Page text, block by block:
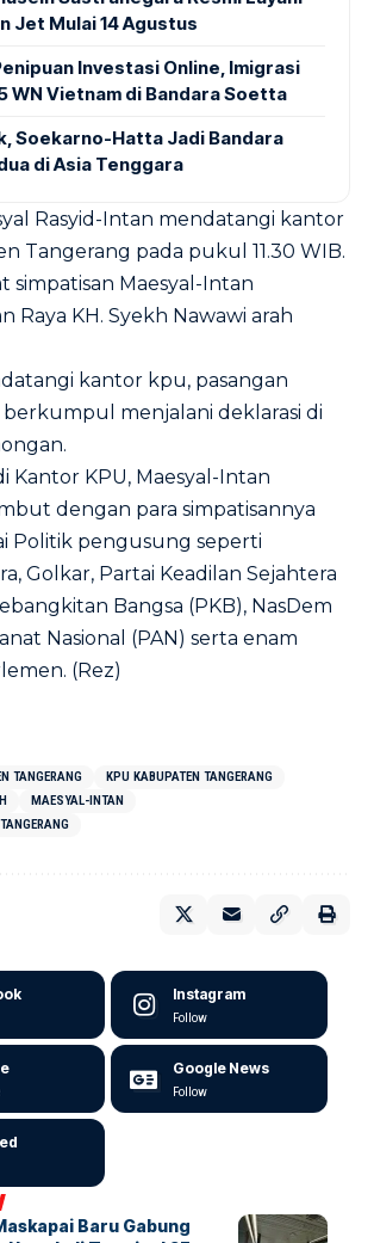
Jet Mulai 14 Agustus
Investasi Online, Imigrasi
WN Vietnam di Bandara Soetta
Soekarno-Hatta Jadi Bandara
di Asia Tenggara
Rasyid-Intan mendatangi kantor
Tangerang pada pukul 11.30 WIB.
simpatisan Maesyal-Intan
Raya KH. Syekh Nawawi arah
kantor kpu, pasangan
berkumpul menjalani deklarasi di
Kantor KPU, Maesyal-Intan
dengan para simpatisannya
Politik pengusung seperti
Golkar, Partai Keadilan Sejahtera
Bangsa (PKB), NasDem
Nasional (PAN) serta enam
(Rez)
TANGERANG
KPU KABUPATEN TANGERANG
MAESYAL-INTAN
Instagram
Follow
Google News
Follow
Baru Gabung